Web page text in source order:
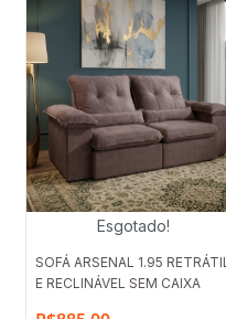
Esgotado!
SOFÁ ARSENAL 1.95 RETRÁTIL
E RECLINÁVEL SEM CAIXA